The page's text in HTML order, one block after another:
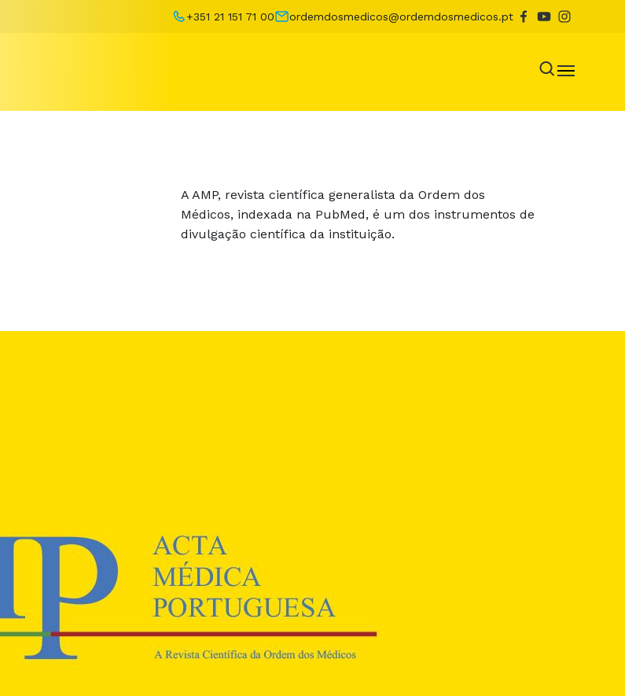
+351 21 151 71 00 ordemdosmedicos@ordemdosmedicos.pt
A AMP, revista científica generalista da Ordem dos
Médicos, indexada na PubMed, é um dos instrumentos de
divulgação científica da instituição.